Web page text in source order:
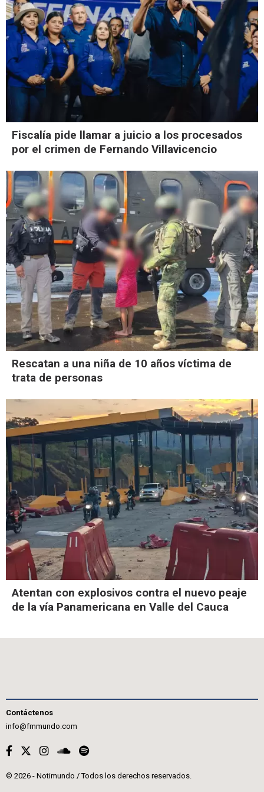
Fiscalía pide llamar a juicio a los procesados
por el crimen de Fernando Villavicencio
Rescatan a una niña de 10 años víctima de
trata de personas
Atentan con explosivos contra el nuevo peaje
de la vía Panamericana en Valle del Cauca
Contáctenos
info@fmmundo.com
© 2026 - Notimundo / Todos los derechos reservados.